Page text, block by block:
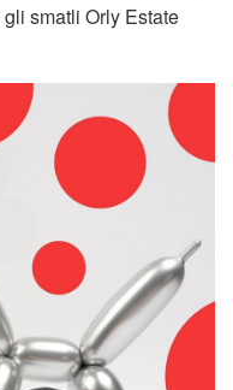
smatli Orly Estate